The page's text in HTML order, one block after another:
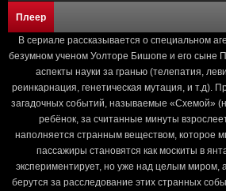
Плеер
В сериале рассказывается о специальном
безумном ученом Уолторе Бишопе и его сыне
аспекты науки за гранью (телепатия,
реинкарнация, генетическая мутация, и т.д).
загадочных событий, называемые «Схемой»
ребёнок, за считанные минуты
наполняется странным веществом, которое
пассажиры становятся как москиты в
экспериментирует, но уже над целым миром,
берутся за расследование этих странных